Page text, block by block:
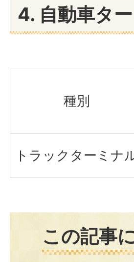
4. 自動車タ
種別
トラックターミナ
この記事